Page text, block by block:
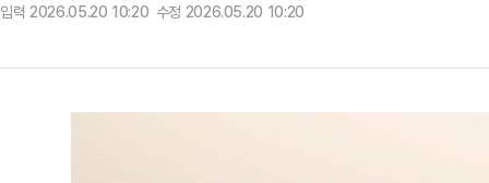
입력 2026.05.20 10:20 수정 2026.05.20 10:20